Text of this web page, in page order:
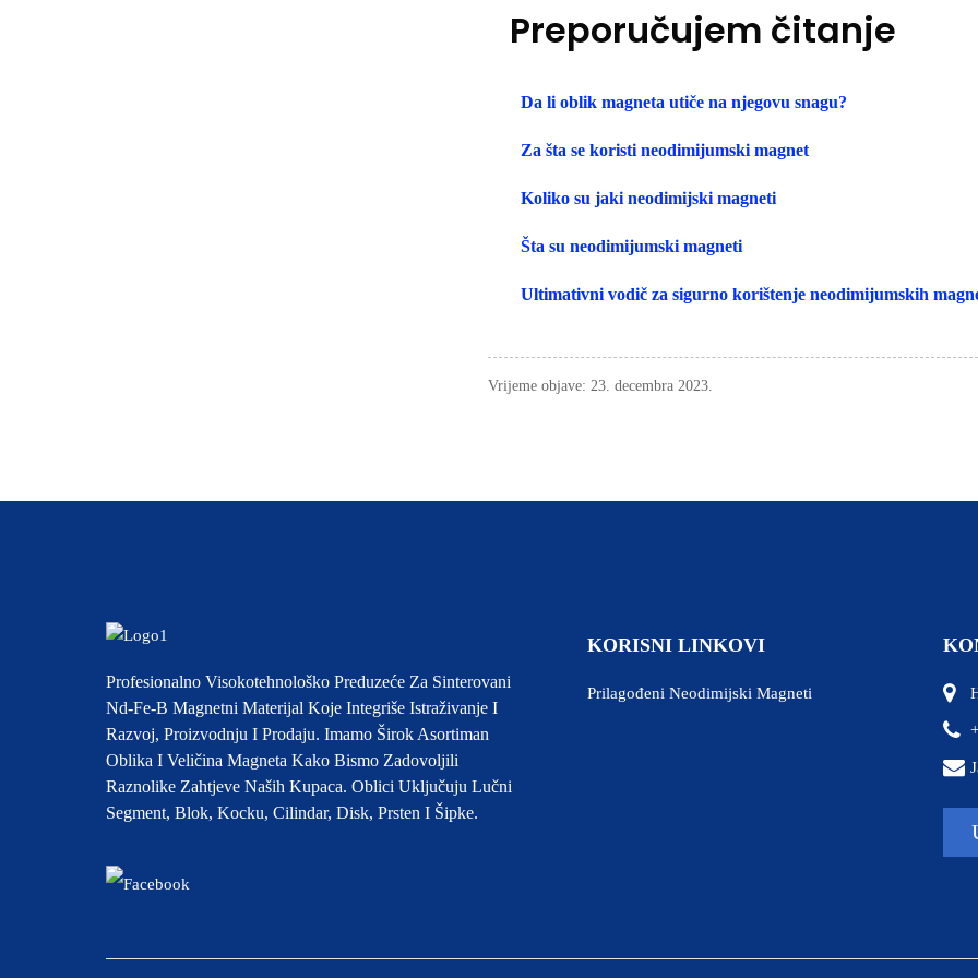
Preporučujem čitanje
Da li oblik magneta utiče na njegovu snagu?
Za šta se koristi neodimijumski magnet
Koliko su jaki neodimijski magneti
Šta su neodimijumski magneti
Ultimativni vodič za sigurno korištenje neodimijumskih
Vrijeme objave: 23. decembra 2023.
Profesionalno Visokotehnološko Preduzeće Za Sinterovani
Nd-Fe-B Magnetni Materijal Koje Integriše Istraživanje I
Razvoj, Proizvodnju I Prodaju. Imamo Širok Asortiman
Oblika I Veličina Magneta Kako Bismo Zadovoljili
Raznolike Zahtjeve Naših Kupaca. Oblici Uključuju Lučni
Segment, Blok, Kocku, Cilindar, Disk, Prsten I Šipke.
KORISNI LINKOVI
Prilagođeni Neodimijski Magneti